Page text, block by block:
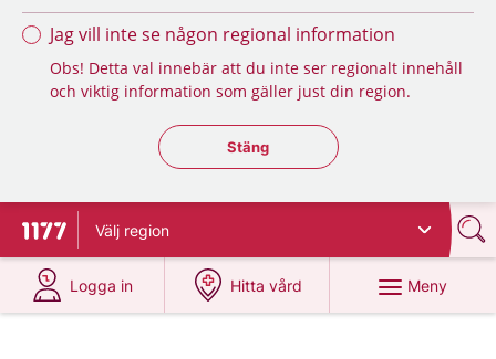
Jag vill inte se någon regional information
Obs! Detta val innebär att du inte ser regionalt innehåll
och viktig information som gäller just din region.
Stäng regionsväljaren
Stäng
Till startsidan för 1177
Välj region
Logga in
på 1177.se
Hitta vård
på 1177.se
Meny